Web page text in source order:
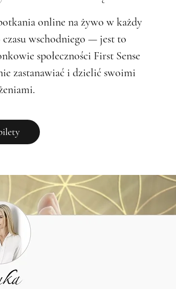
online na żywo w każdy
wschodniego — jest to
społeczności First Sense
zastanawiać i dzielić swoimi